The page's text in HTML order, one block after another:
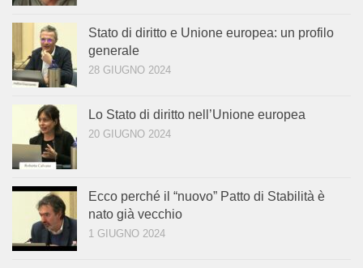
Stato di diritto e Unione europea: un profilo
generale
28 GIUGNO 2024
Lo Stato di diritto nell’Unione europea
20 GIUGNO 2024
Ecco perché il “nuovo” Patto di Stabilità è
nato già vecchio
1 GIUGNO 2024